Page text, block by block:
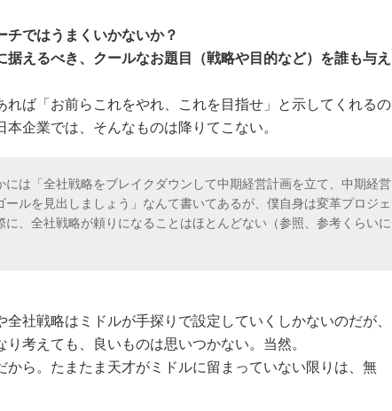
ではうまくいかないか？
据えるべき、クールなお題目（戦略や目的など）を誰も与え
れば「お前らこれをやれ、これを目指せ」と示してくれるの
企業では、そんなものは降りてこない。
は「全社戦略をブレイクダウンして中期経営計画を立て、中期経営
ルを見出しましょう」なんて書いてあるが、僕自身は変革プロジェ
に、全社戦略が頼りになることはほとんどない（参照、参考くらいに
社戦略はミドルが手探りで設定していくしかないのだが、
り考えても、良いものは思いつかない。当然。
から。たまたま天才がミドルに留まっていない限りは、無